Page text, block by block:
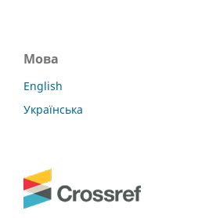
Мова
English
Українська